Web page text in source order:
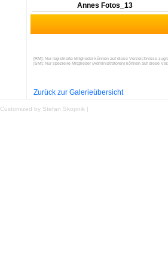
Annes Fotos_13
[RM]: Nur registrierte Mitglieder können auf diese Verzeichnisse
[SM]: Nur spezielle Mitglieder (Administratoren) können auf diese
Zurück zur Galerieübersicht
Customized by Stefan Skopnik |